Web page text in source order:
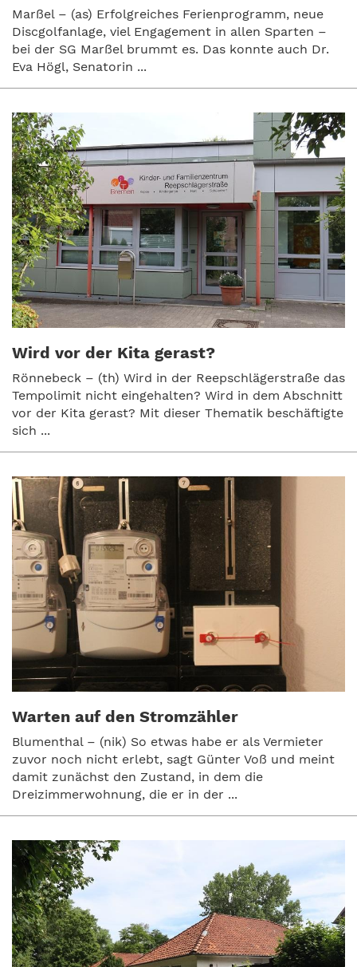
Marßel – (as) Erfolgreiches Ferienprogramm, neue
Discgolfanlage, viel Engagement in allen Sparten –
bei der SG Marßel brummt es. Das konnte auch Dr.
Eva Högl, Senatorin ...
Wird vor der Kita gerast?
Rönnebeck – (th) Wird in der Reepschlägerstraße das
Tempolimit nicht eingehalten? Wird in dem Abschnitt
vor der Kita gerast? Mit dieser Thematik beschäftigte
sich ...
Warten auf den Stromzähler
Blumenthal – (nik) So etwas habe er als Vermieter
zuvor noch nicht erlebt, sagt Günter Voß und meint
damit zunächst den Zustand, in dem die
Dreizimmerwohnung, die er in der ...